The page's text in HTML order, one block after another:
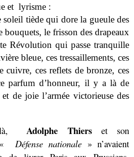
et lyrisme :
tiède qui dore la gueule des
bouquets, le frisson des drapeaux
Révolution qui passe tranquille
bleue, ces tressaillements, ces
cuivre, ces reflets de bronze, ces
parfum d’honneur, il y a là de
de joie l’armée victorieuse des
là, Adolphe Thiers et son
Défense nationale » n’avaient